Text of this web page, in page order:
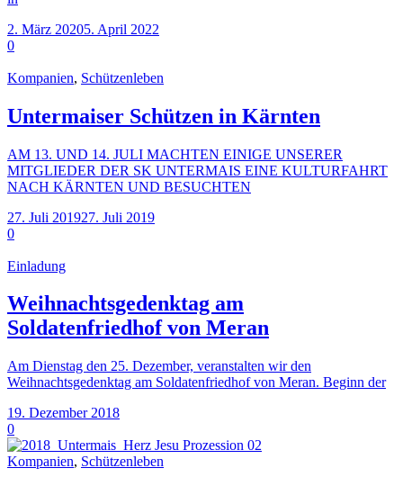
2. März 20205. April 2022
0
Kompanien, Schützenleben
Untermaiser Schützen in Kärnten
AM 13. UND 14. JULI MACHTEN EINIGE UNSERER
MITGLIEDER DER SK UNTERMAIS EINE KULTURFAHRT
NACH KÄRNTEN UND BESUCHTEN
27. Juli 201927. Juli 2019
0
Einladung
Weihnachtsgedenktag am
Soldatenfriedhof von Meran
Am Dienstag den 25. Dezember, veranstalten wir den
Weihnachtsgedenktag am Soldatenfriedhof von Meran. Beginn der
19. Dezember 2018
0
Kompanien, Schützenleben